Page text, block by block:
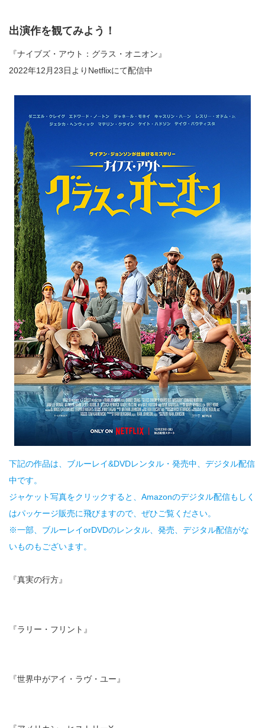
出演作を観てみよう！
『ナイブズ・アウト：グラス・オニオン』
2022年12月23日よりNetflixにて配信中
下記の作品は、ブルーレイ&DVDレンタル・発売中、デジタル配信
中です。
ジャケット写真をクリックすると、Amazonのデジタル配信もしく
はパッケージ販売に飛びますので、ぜひご覧ください。
※一部、ブルーレイorDVDのレンタル、発売、デジタル配信がな
いものもございます。
『真実の行方』
『ラリー・フリント』
『世界中がアイ・ラヴ・ユー』